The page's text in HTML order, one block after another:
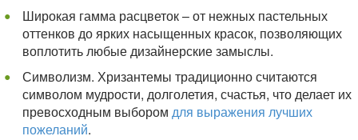
Широкая гамма расцветок – от нежных пастельных
оттенков до ярких насыщенных красок, позволяющих
воплотить любые дизайнерские замыслы.
Символизм. Хризантемы традиционно считаются
символом мудрости, долголетия, счастья, что делает их
превосходным выбором для выражения лучших
пожеланий.